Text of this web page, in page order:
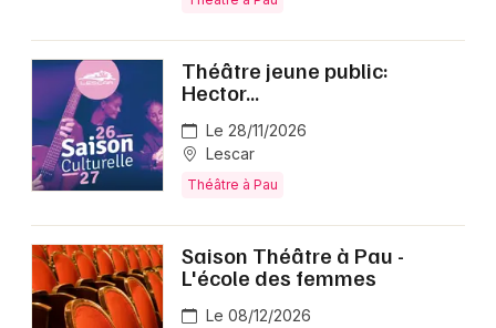
Théâtre jeune public:
Hector...
Le 28/11/2026
Lescar
Théâtre à Pau
Saison Théâtre à Pau -
L'école des femmes
Le 08/12/2026